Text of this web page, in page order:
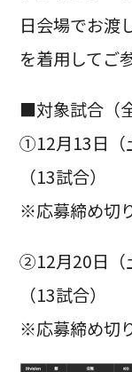
日会場でお渡
を着用してご
■対象試合（
①12月13日（
（13試合）
※応募締め切
②12月20日（
（13試合）
※応募締め切